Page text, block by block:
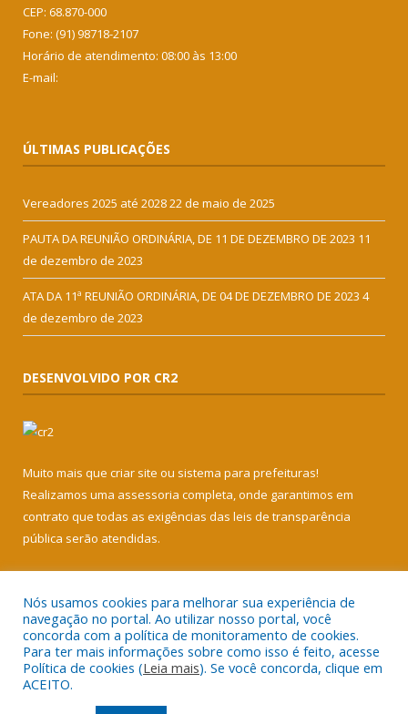
CEP: 68.870-000
Fone: (91) 98718-2107
Horário de atendimento: 08:00 às 13:00
E-mail:
ÚLTIMAS PUBLICAÇÕES
Vereadores 2025 até 202822 de maio de 2025
PAUTA DA REUNIÃO ORDINÁRIA, DE 11 DE DEZEMBRO DE 2023 11
de dezembro de 2023
ATA DA 11ª REUNIÃO ORDINÁRIA, DE 04 DE DEZEMBRO DE 2023 4
de dezembro de 2023
DESENVOLVIDO POR CR2
Muito mais que criar site ou sistema para prefeituras!
Realizamos uma assessoria completa, onde garantimos em
contrato que todas as exigências das leis de transparência
pública serão atendidas.
Todos os direitos reservados a Câmara Municipal de Soure.
Nós usamos cookies para melhorar sua experiência de
navegação no portal. Ao utilizar nosso portal, você
concorda com a política de monitoramento de cookies.
Para ter mais informações sobre como isso é feito, acesse
Política de cookies (Leia mais). Se você concorda, clique em
ACEITO.